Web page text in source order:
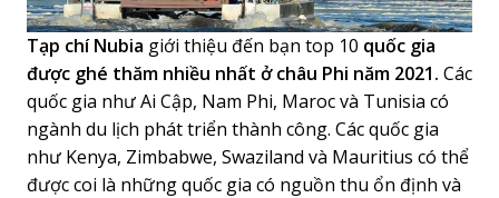
Tạp chí Nubia giới thiệu đến bạn top 10 quốc gia
được ghé thăm nhiều nhất ở châu Phi năm 2021. Các
quốc gia như Ai Cập, Nam Phi, Maroc và Tunisia có
ngành du lịch phát triển thành công. Các quốc gia
như Kenya, Zimbabwe, Swaziland và Mauritius có thể
được coi là những quốc gia có nguồn thu ổn định và